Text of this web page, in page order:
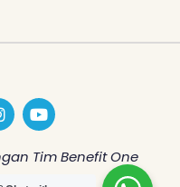
a
Y
o
u
t
Tim Benefit One